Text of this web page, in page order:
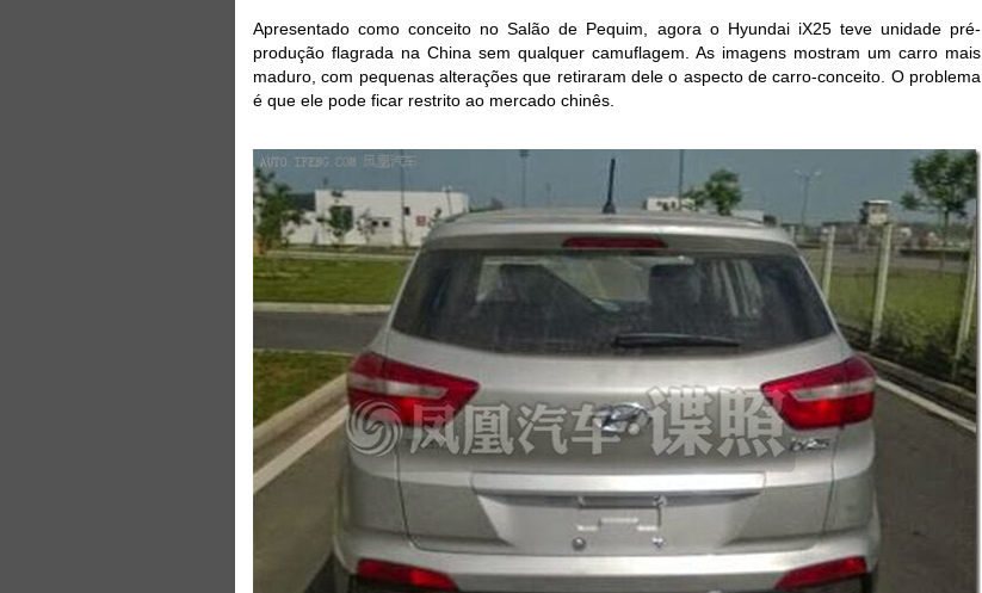
Apresentado como conceito no Salão de Pequim, agora o Hyundai iX25 teve unidade pré-
produção flagrada na China sem qualquer camuflagem. As imagens mostram um carro mais
maduro, com pequenas alterações que retiraram dele o aspecto de carro-conceito. O problema
é que ele pode ficar restrito ao mercado chinês.